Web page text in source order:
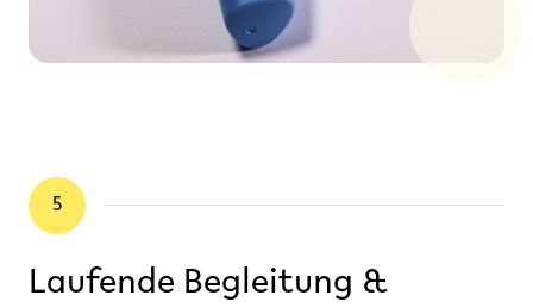
5
Laufende Begleitung &